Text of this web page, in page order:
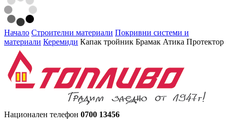
Начало Строителни материали Покривни системи и
материали Керемиди Капак тройник Брамак Атика Протектор
Национален телефон 0700 13456